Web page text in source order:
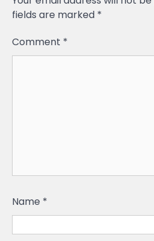
fields are marked *
Comment *
Name *